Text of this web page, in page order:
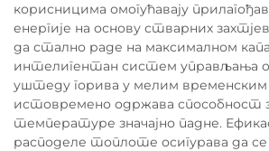
корисницима омогућавају
енергије на основу стварних
да стално раде на максималном
интелигентан систем управљања
уштеду горива у мелим временским
истовремено одржава способност
температуре значајно падне.
расподеле топлоте осигурава да